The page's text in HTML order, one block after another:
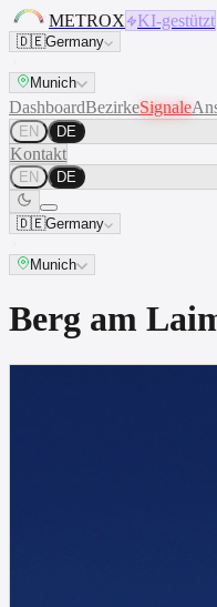
METROX KI-gestützt
🇩🇪Germany
Munich
DashboardBezirkeSignale
EN DE
Kontakt
EN DE
🇩🇪Germany
Munich
Berg am